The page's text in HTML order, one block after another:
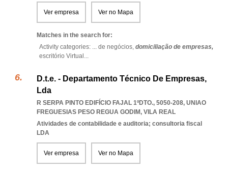
Ver empresa Ver no Mapa
Matches in the search for:
Activity categories: ... de negócios, domiciliação de empresas,
escritório Virtual ...
D.t.e. - Departamento Técnico De Empresas,
Lda
R SERPA PINTO EDIFÍCIO FAJAL 1ºDTO., 5050-208, UNIAO
FREGUESIAS PESO REGUA GODIM, VILA REAL
Atividades de contabilidade e auditoria; consultoria fiscal
LDA
Ver empresa Ver no Mapa